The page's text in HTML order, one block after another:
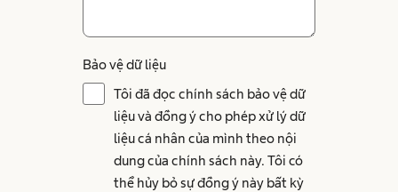
Bảo vệ dữ liệu
Tôi đã đọc chính sách bảo vệ dữ
liệu và đồng ý cho phép xử lý dữ
liệu cá nhân của mình theo nội
dung của chính sách này. Tôi có
thể hủy bỏ sự đồng ý này bất kỳ